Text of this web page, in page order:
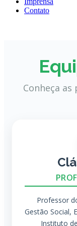
Contato
Conheça
Professor
Gestão Social,
Instituto